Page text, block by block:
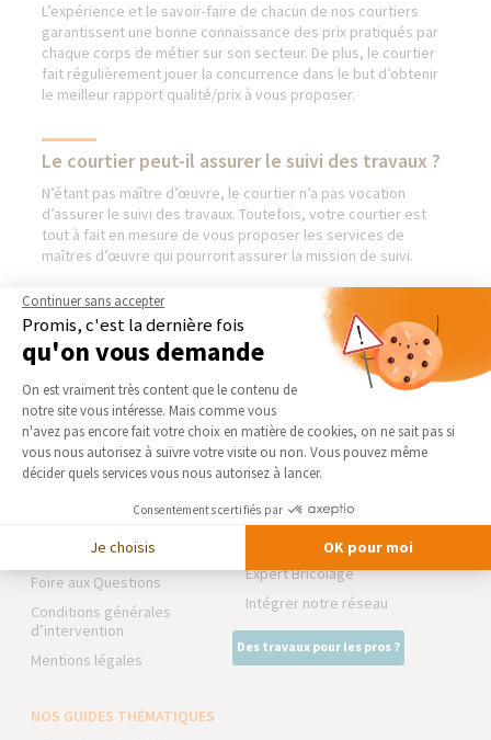
L’expérience et le savoir-faire de chacun de nos courtiers
garantissent une bonne connaissance des prix pratiqués par
chaque corps de métier sur son secteur. De plus, le courtier
fait régulièrement jouer la concurrence dans le but d’obtenir
le meilleur rapport qualité/prix à vous proposer.
Le courtier peut-il assurer le suivi des travaux ?
N’étant pas maître d’œuvre, le courtier n’a pas vocation
d’assurer le suivi des travaux. Toutefois, votre courtier est
tout à fait en mesure de vous proposer les services de
maîtres d’œuvre qui pourront assurer la mission de suivi.
AGENCE ANCENIS -
CHALONNES-SUR-LOIRE
Qui sommes-nous
Actualités
Notre charte qualité
Devenir franchisé
Foire aux Questions
Conditions générales
d’intervention
Mentions légales
NOS DOMAINES
D’INTERVENTION
EXTENSION
RÉNOVATION INTÉRIEURE
TRAVAUX EXTÉRIEURS
NOS PARTENAIRES
La Maison des Architectes
Expert Bricolage
Intégrer notre réseau
Des travaux pour les pros ?
NOS GUIDES THÉMATIQUES
Continuer sans accepter
Promis, c'est la dernière fois
qu'on vous demande
Plateforme de Gestion du
On est vraiment très content que le contenu de
notre site vous intéresse. Mais comme vous
n'avez pas encore fait votre choix en matière de cookies, on ne sait pas si
vous nous autorisez à suivre votre visite ou non. Vous pouvez même
décider quels services vous nous autorisez à lancer.
Consentements certifiés par
Je choisis OK pour moi
Axeptio consent